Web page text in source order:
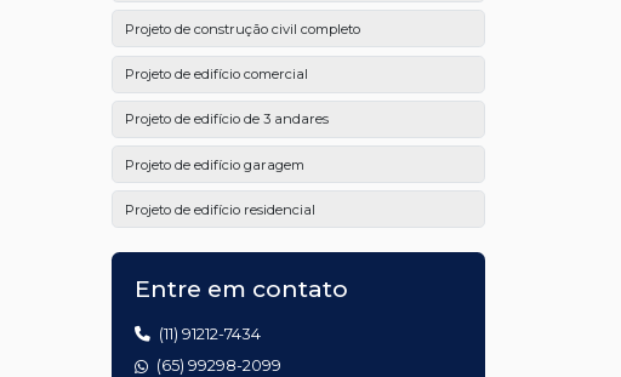
Projeto de construção civil completo
Projeto de edifício comercial
Projeto de edifício de 3 andares
Projeto de edifício garagem
Projeto de edifício residencial
Projeto de estrutura de concreto
Projeto de estrutura de concreto armado
Projeto de estrutura metálica para galpão
Entre em contato
(11) 91212-7434
(65) 99298-2099